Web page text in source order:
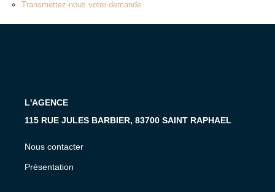
Transmettez-nous votre demande
L'AGENCE
115 RUE JULES BARBIER, 83700 SAINT RAPHAEL
Nous contacter
Présentation